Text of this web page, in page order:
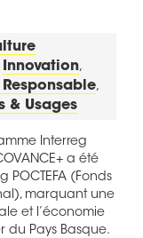
Innovation,
,
& Usages
Interreg
a été
(Fonds
marquant une
et l’économie
du Pays Basque.